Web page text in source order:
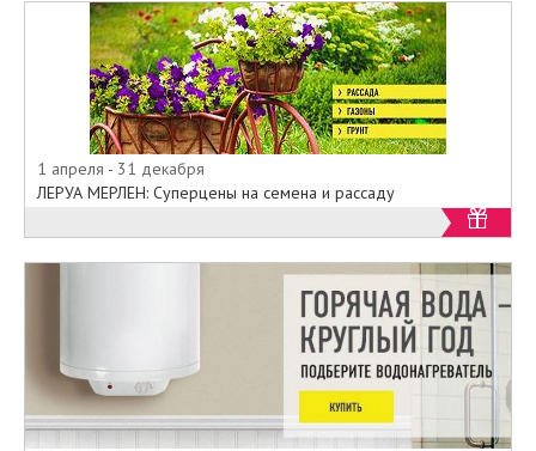
• Пылесосы
• Генераторы
• Грили уличные и электрические
• Мангалы
• Кофемашины
• Самогонные аппараты
• Офисные кресла
• Коврики
Приходите в наши гипермаркеты,
онлайн-каталога на официальном
сайте Lemana Pro все то, что так
необходимо по минимальным.
1 апреля - 31 декабря
ЛЕРУА МЕРЛЕН: Суперцены на семена и рассаду